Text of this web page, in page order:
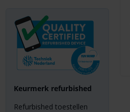
Keurmerk refurbished
Refurbished toestellen